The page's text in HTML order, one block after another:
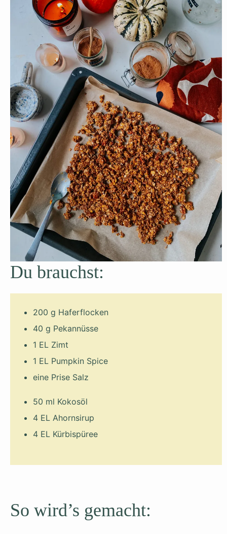
Du brauchst:
200 g Haferflocken
40 g Pekannüsse
1 EL Zimt
1 EL Pumpkin Spice
eine Prise Salz
50 ml Kokosöl
4 EL Ahornsirup
4 EL Kürbispüree
So wird’s gemacht: